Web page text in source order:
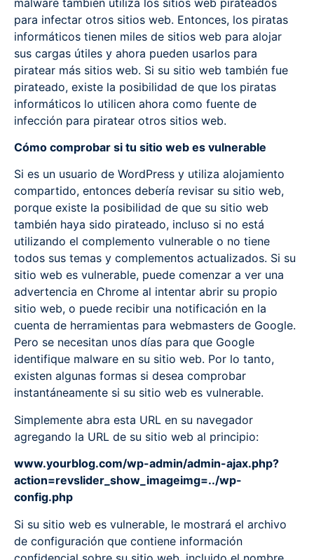
para infectar otros sitios web. Entonces, los piratas
informáticos tienen miles de sitios web para alojar
sus cargas útiles y ahora pueden usarlos para
piratear más sitios web. Si su sitio web también fue
pirateado, existe la posibilidad de que los piratas
informáticos lo utilicen ahora como fuente de
infección para piratear otros sitios web.
Cómo comprobar si tu sitio web es vulnerable
Si es un usuario de WordPress y utiliza alojamiento
compartido, entonces debería revisar su sitio web,
porque existe la posibilidad de que su sitio web
también haya sido pirateado, incluso si no está
utilizando el complemento vulnerable o no tiene
todos sus temas y complementos actualizados. Si su
sitio web es vulnerable, puede comenzar a ver una
advertencia en Chrome al intentar abrir su propio
sitio web, o puede recibir una notificación en la
cuenta de herramientas para webmasters de Google.
Pero se necesitan unos días para que Google
identifique malware en su sitio web. Por lo tanto,
existen algunas formas si desea comprobar
instantáneamente si su sitio web es vulnerable.
Simplemente abra esta URL en su navegador
agregando la URL de su sitio web al principio:
www.yourblog.com/wp-admin/admin-ajax.php?
action=revslider_show_imageimg=../wp-
config.php
Si su sitio web es vulnerable, le mostrará el archivo
de configuración que contiene información